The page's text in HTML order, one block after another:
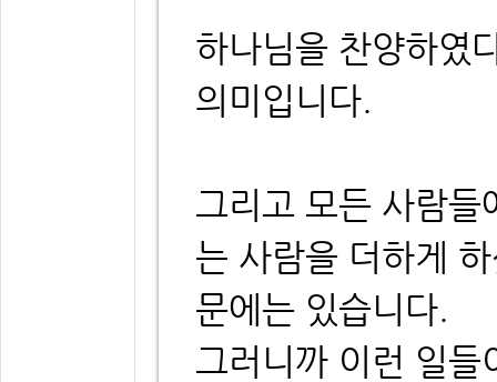
하나님을 찬양하였
의미입니다.
그리고 모든 사람들
는 사람을 더하게
문에는 있습니다.
그러니까 이런 일들